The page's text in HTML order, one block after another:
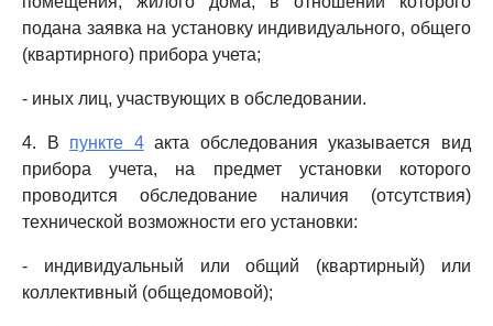
подана заявка на установку индивидуального, общего
(квартирного) прибора учета;
- иных лиц, участвующих в обследовании.
4. В пункте 4акта обследования указывается вид
прибора учета, на предмет установки которого
проводится обследование наличия (отсутствия)
технической возможности его установки:
- индивидуальный или общий (квартирный) или
коллективный (общедомовой);